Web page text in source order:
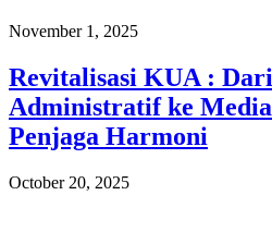
November 1, 2025
Revitalisasi KUA :
Administratif ke
Penjaga Harmoni
October 20, 2025